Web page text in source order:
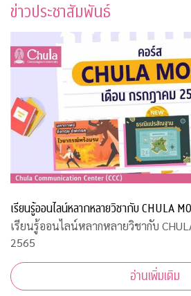
ข่าวประชาสัมพันธ์
เรียนรู้ออนไลน์หลากหลายวิชากับ CHULA
เรียนรู้ออนไลน์หลากหลายวิชากับ
2565
อ่านเพิ่มเติม